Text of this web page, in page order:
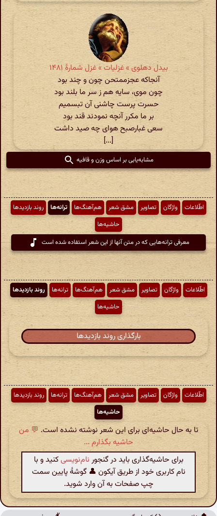
بیدل دهلوی » غزلیات » غزل شمارهٔ ۱۴۸۱
آنجاکه عجزممتحن چون و چند بود
چون موی‌، سایه هم ز سر ما بلند بود
حسرت پرست چاشنی آن تبسمیم
بر ما مکرر آنچه نمودند قند بود
سعی غبارصبح هوای چه صید داشت
[...]
مشابه‌یابی بر اساس وزن و قافیه
اطّلاعات واژگان تصاویر مشق شعر هم‌آهنگ‌ها ترانه‌ها
روند بازدیدها
حاشیه‌ها
معرفی ترانه‌هایی که در متن آنها از این شعر استفاده شده است
اطّلاعات واژگان تصاویر مشق شعر هم‌آهنگ‌ها ترانه‌ها
روند بازدیدها
حاشیه‌ها
بارگذاری روند بازدیدها
اطّلاعات واژگان تصاویر مشق شعر هم‌آهنگ‌ها ترانه‌ها
روند بازدیدها
حاشیه‌ها
تا به حال حاشیه‌ای برای این شعر نوشته نشده است. 💬 من
حاشیه بگذارم ...
برای حاشیه‌گذاری باید در گنجور نام‌نویسیکنید و با
نام کاربری خود از طریق آیکون 👤 گوشهٔ پایین سمت
چپ صفحات به آن وارد شوید.